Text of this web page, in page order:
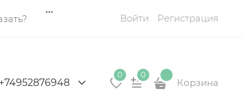
Войти Регистрация
+74952876948
0 0
Корзина